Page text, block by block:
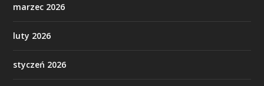
marzec 2026
luty 2026
styczeń 2026